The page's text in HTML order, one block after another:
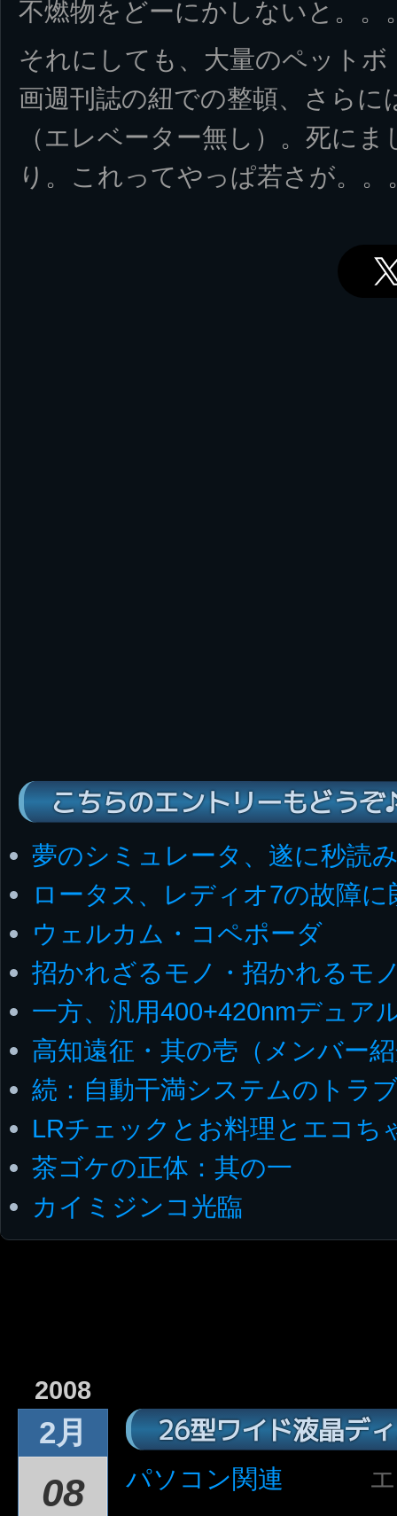
不燃物をどーにかしないと。。
それにしても、大量のペット
画週刊誌の紐での整頓、さら
（エレベーター無し）。死に
り。これってやっぱ若さが。。
こちらのエントリーもどうぞ
夢のシミュレータ、遂に秒読
ロータス、レディオ7の故障に
ウェルカム・コペポーダ
招かれざるモノ・招かれるモ
一方、汎用400+420nmデュア
高知遠征・其の壱（メンバー
続：自動干満システムのトラ
LRチェックとお料理とエコち
茶ゴケの正体：其の一
カイミジンコ光臨
2008
2月
08
26型ワイド液晶デ
パソコン関連